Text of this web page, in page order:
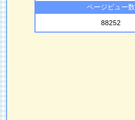
ページビュー数
88252